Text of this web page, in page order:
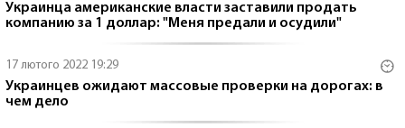
Украинца американские власти заставили продать
компанию за 1 доллар: "Меня предали и осудили"
17 лютого 2022 19:29
Украинцев ожидают массовые проверки на дорогах: в
чем дело